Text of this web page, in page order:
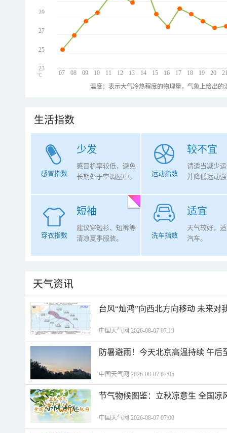
07 08 09 10 11 12 13 14 15 16 17 18 19 20
29
27
25
23
℃
温度：表示大气冷热程度的物理量，气象上给出
生活指数
少发
感冒指数
感冒机率较低，避免
长期处于空调屋中。
较不宜
运动指数
请适当减少
并降低运动
短袖
穿衣指数
建议穿短衫、短裤等
清凉夏季服装。
适宜
洗车指数
天气较好，
汽车。
天气资讯
台风“灿鸿”向西北方向移动 未来对
中国天气网 2026-08-07 07:19
防暑避雨！今天北京高温持续 午
中国天气网 2026-08-07 07:05
节气物候图鉴：立秋凉意生 全国凉
中国天气网 2026-08-07 07:00